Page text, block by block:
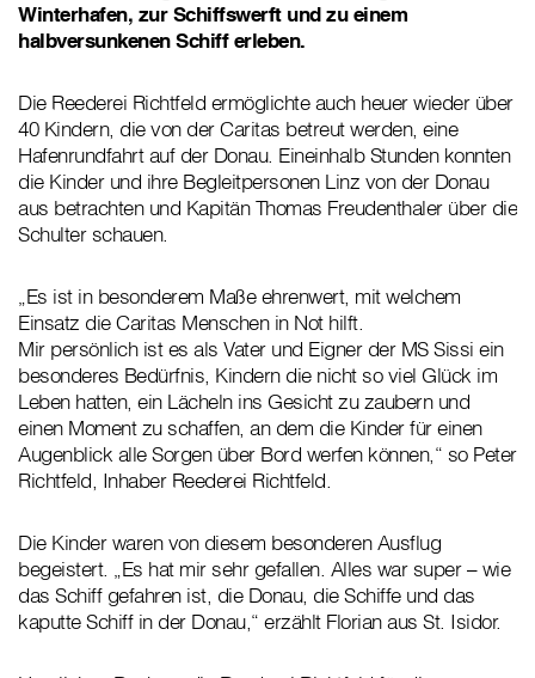
Winterhafen, zur Schiffswerft und zu einem
halbversunkenen Schiff erleben.
Die Reederei Richtfeld ermöglichte auch heuer wieder über
40 Kindern, die von der Caritas betreut werden, eine
Hafenrundfahrt auf der Donau. Eineinhalb Stunden konnten
die Kinder und ihre Begleitpersonen Linz von der Donau
aus betrachten und Kapitän Thomas Freudenthaler über die
Schulter schauen.
„Es ist in besonderem Maße ehrenwert, mit welchem
Einsatz die Caritas Menschen in Not hilft.
Mir persönlich ist es als Vater und Eigner der MS Sissi ein
besonderes Bedürfnis, Kindern die nicht so viel Glück im
Leben hatten, ein Lächeln ins Gesicht zu zaubern und
einen Moment zu schaffen, an dem die Kinder für einen
Augenblick alle Sorgen über Bord werfen können,“ so Peter
Richtfeld, Inhaber Reederei Richtfeld.
Die Kinder waren von diesem besonderen Ausflug
begeistert. „Es hat mir sehr gefallen. Alles war super – wie
das Schiff gefahren ist, die Donau, die Schiffe und das
kaputte Schiff in der Donau,“ erzählt Florian aus St. Isidor.